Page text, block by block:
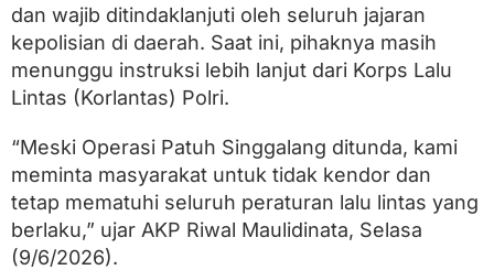
P
a
d
a
n
R
s
m
i
D
dan wajib ditindaklanjuti oleh seluruh jajaran
kepolisian di daerah. Saat ini, pihaknya masih
menunggu instruksi lebih lanjut dari Korps Lalu
Lintas (Korlantas) Polri.
“Meski Operasi Patuh Singgalang ditunda, kami
meminta masyarakat untuk tidak kendor dan
tetap mematuhi seluruh peraturan lalu lintas yang
berlaku,” ujar AKP Riwal Maulidinata, Selasa
(9/6/2026).